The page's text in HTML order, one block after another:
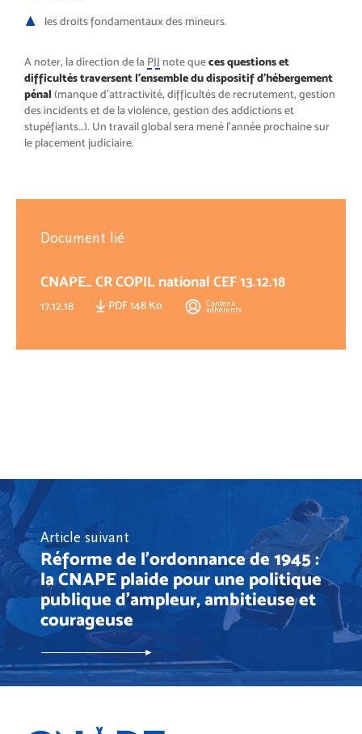
les droits fondamentaux des mineurs.
A noter, la direction de la PJJ note queces questions et
difficultés traversent l’ensemble du dispositif d’hébergement
pénal (manque d’attractivité, difficultés de recrutement, gestion
des incidents et de la violence, gestion des addictions et
stupéfiants…). Un travail global sera mené l’année prochaine sur
le placement judiciaire.
Document lié
CNAPE_ CR COPIL national CEF 13.12.18
17.12.18 PDF 148 Ko Contenu
adhérents
Article suivant
Réforme de l'ordonnance de 1945 :
la CNAPE plaide pour une politique
publique d’ampleur, ambitieuse et
courageuse